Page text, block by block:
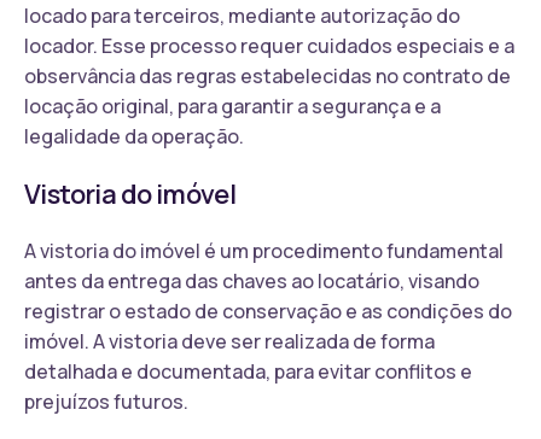
locado para terceiros, mediante autorização do
locador. Esse processo requer cuidados especiais e a
observância das regras estabelecidas no contrato de
locação original, para garantir a segurança e a
legalidade da operação.
Vistoria do imóvel
A vistoria do imóvel é um procedimento fundamental
antes da entrega das chaves ao locatário, visando
registrar o estado de conservação e as condições do
imóvel. A vistoria deve ser realizada de forma
detalhada e documentada, para evitar conflitos e
prejuízos futuros.